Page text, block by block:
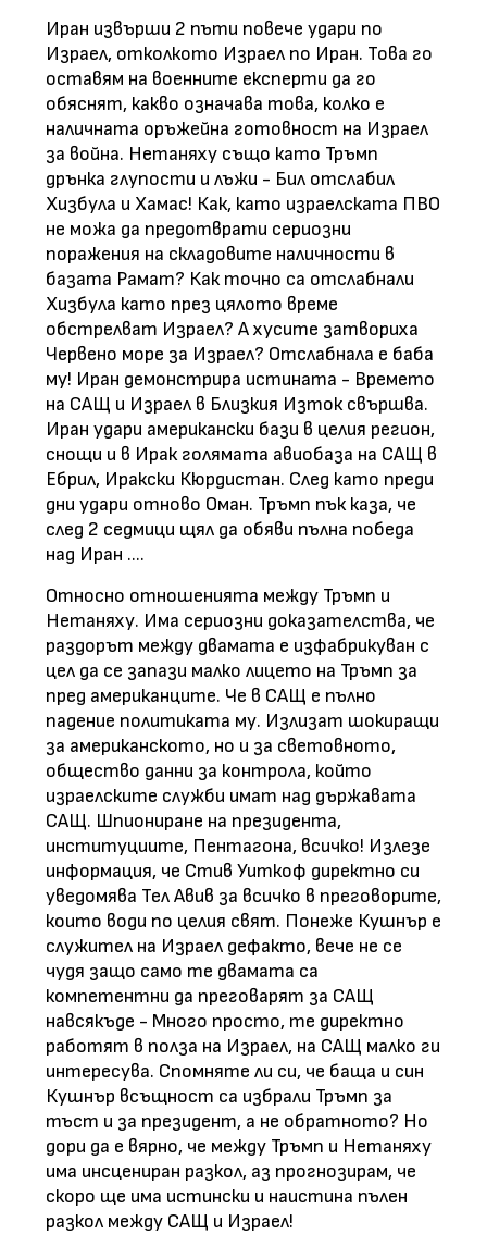
Иран извърши 2 пъти повече удари по
Израел, отколкото Израел по Иран. Това го
оставям на военните експерти да го
обяснят, какво означава това, колко е
наличната оръжейна готовност на Израел
за война. Нетаняху също като Тръмп
дрънка глупости и лъжи - Бил отслабил
Хизбула и Хамас! Как, като израелската ПВО
не можа да предотврати сериозни
поражения на складовите наличности в
базата Рамат? Как точно са отслабнали
Хизбула като през цялото време
обстрелват Израел? А хусите затвориха
Червено море за Израел? Отслабнала е баба
му! Иран демонстрира истината - Времето
на САЩ и Израел в Близкия Изток свършва.
Иран удари американски бази в целия регион,
снощи и в Ирак голямата авиобаза на САЩ в
Ебрил, Иракски Кюрдистан. След като преди
дни удари отново Оман. Тръмп пък каза, че
след 2 седмици щял да обяви пълна победа
над Иран ....
Относно отношенията между Тръмп и
Нетаняху. Има сериозни доказателства, че
раздорът между двамата е изфабрикуван с
цел да се запази малко лицето на Тръмп за
пред американците. Че в САЩ е пълно
падение политиката му. Излизат шокиращи
за американското, но и за световното,
общество данни за контрола, който
израелските служби имат над държавата
САЩ. Шпиониране на президента,
институциите, Пентагона, всичко! Излезе
информация, че Стив Уиткоф директно си
уведомява Тел Авив за всичко в преговорите,
които води по целия свят. Понеже Кушнър е
служител на Израел дефакто, вече не се
чудя защо само те двамата са
компетентни да преговарят за САЩ
навсякъде - Много просто, те директно
работят в полза на Израел, на САЩ малко ги
интересува. Спомняте ли си, че баща и син
Кушнър всъщност са избрали Тръмп за
тъст и за президент, а не обратното? Но
дори да е вярно, че между Тръмп и Нетаняху
има инсцениран разкол, аз прогнозирам, че
скоро ще има истински и наистина пълен
разкол между САЩ и Израел!